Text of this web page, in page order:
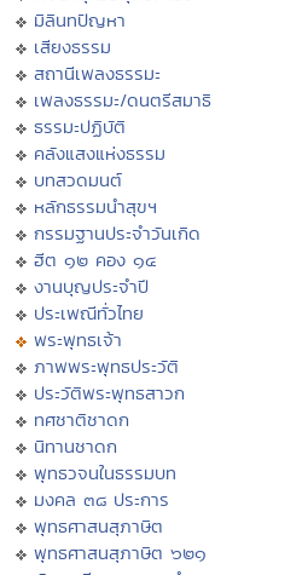
มิลินทปัญหา
เสียงธรรม
สถานีเพลงธรรมะ
เพลงธรรมะ/ดนตรีสมาธิ
ธรรมะปฏิบัติ
คลังแสงแห่งธรรม
บทสวดมนต์
หลักธรรมนำสุขฯ
กรรมฐานประจำวันเกิด
ฮีต ๑๒ คอง ๑๔
งานบุญประจำปี
ประเพณีทั่วไทย
พระพุทธเจ้า
ภาพพระพุทธประวัติ
ประวัติพระพุทธสาวก
ทศชาติชาดก
นิทานชาดก
พุทธวจนในธรรมบท
มงคล ๓๘ ประการ
พุทธศาสนสุภาษิต
พุทธศาสนสุภาษิต ๖๒๑